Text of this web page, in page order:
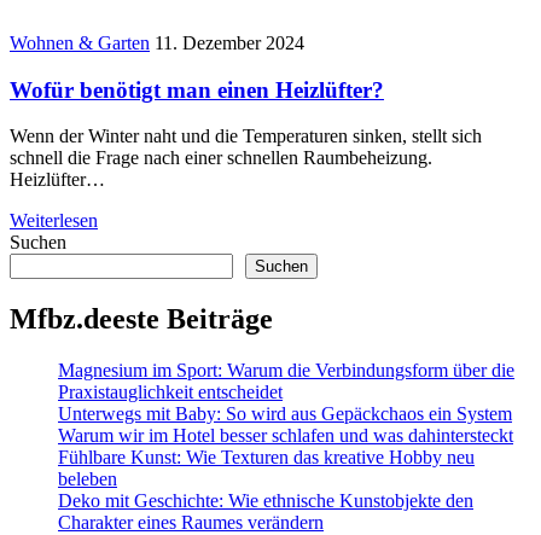
Wohnen & Garten 11. Dezember 2024
Wofür benötigt man einen Heizlüfter?
Wenn der Winter naht und die Temperaturen sinken, stellt sich
schnell die Frage nach einer schnellen Raumbeheizung.
Heizlüfter…
Weiterlesen
Suchen
Suchen
Mfbz.deeste Beiträge
Magnesium im Sport: Warum die Verbindungsform über die
Praxistauglichkeit entscheidet
Unterwegs mit Baby: So wird aus Gepäckchaos ein System
Warum wir im Hotel besser schlafen und was dahintersteckt
Fühlbare Kunst: Wie Texturen das kreative Hobby neu
beleben
Deko mit Geschichte: Wie ethnische Kunstobjekte den
Charakter eines Raumes verändern